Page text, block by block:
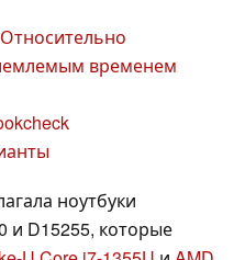
временем
ноутбуки
и D15255, которые